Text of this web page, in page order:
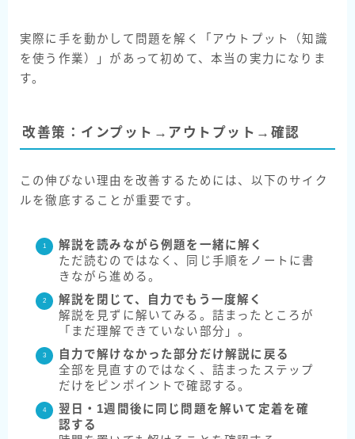
実際に手を動かして問題を解く「アウトプット（知識
を使う作業）」があって初めて、本当の実力になりま
す。
改善策：インプット→アウトプット→確認
この伸びない理由を改善するためには、以下のサイク
ルを徹底することが重要です。
解説を読みながら例題を一緒に解く
ただ読むのではなく、同じ手順をノートに書
きながら進める。
解説を閉じて、自力でもう一度解く
解説を見ずに解いてみる。詰まったところが
「まだ理解できていない部分」。
自力で解けなかった部分だけ解説に戻る
全部を見直すのではなく、詰まったステップ
だけをピンポイントで確認する。
翌日・1週間後に同じ問題を解いて定着を確
認する